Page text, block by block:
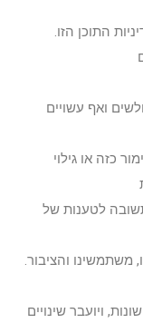
התוכן הזו.
ואף עשויים
כזה או גילוי
(2) אכיפת תנאים אלה; (3) תשובה לטענות של
משתמשינו והציבור.
ויועבר שינויים